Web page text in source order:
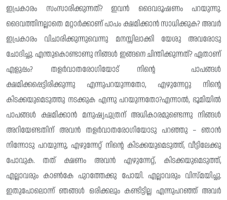
ഇപ്രകാരം സംസാരിക്കുന്നത്? ഇവൻ ദൈവദൂഷണം പറയുന്നു.
ദൈവത്തിനല്ലാതെ മറ്റാർക്കാണ് പാപം ക്ഷമിക്കാൻ സാധിക്കുക? അവർ
ഇപ്രകാരം വിചാരിക്കുന്നുവെന്നു മനസ്സിലാക്കി യേശു അവരോടു
ചോദിച്ചു. എന്തുകൊണ്ടാണു നിങ്ങൾ ഇങ്ങനെ ചിന്തിക്കുന്നത്? ഏതാണ്
എളുപ്പം? തളർവാതരോഗിയോട് നിന്റെ പാപങ്ങൾ
ക്ഷമിക്കപ്പെട്ടിരിക്കുന്നു എന്നുപറയുന്നതോ, എഴുന്നേറ്റു നിന്റെ
കിടക്കയുമെടുത്തു നടക്കുക എന്നു പറയുന്നതോ?എന്നാൽ, ഭൂമിയിൽ
പാപങ്ങൾ ക്ഷമിക്കാൻ മനുഷ്യപുത്രന് അധികാരമുണ്ടെന്നു നിങ്ങൾ
അറിയേണ്ടതിന് അവൻ തളർവാതരോഗിയോടു പറഞ്ഞു – ഞാൻ
നിന്നോടു പറയുന്നു, എഴുന്നേറ്റ് നിന്റെ കിടക്കയുമെടുത്ത്, വീട്ടിലേക്കു
പോവുക. തത് ക്ഷണം അവൻ എഴുന്നേറ്റ്, കിടക്കയുമെടുത്ത്,
എല്ലാവരും കാൺകേ പുറത്തേക്കു പോയി. എല്ലാവരും വിസ്മയിച്ചു.
ഇതുപോലൊന്ന് ഞങ്ങൾ ഒരിക്കലും കണ്ടിട്ടില്ല എന്നുപറഞ്ഞ് അവർ